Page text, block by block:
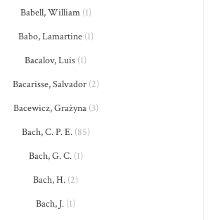
Babell, William(1)
Babo, Lamartine(1)
Bacalov, Luis (1)
Bacarisse, Salvador(2)
Bacewicz, Grażyna(3)
Bach, C. P. E.(85)
Bach, G. C.(1)
Bach, H. (2)
Bach, J. (1)